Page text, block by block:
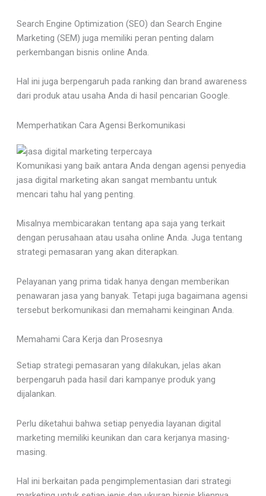
Search Engine Optimization (SEO) dan Search Engine
Marketing (SEM) juga memiliki peran penting dalam
perkembangan bisnis online Anda.
Hal ini juga berpengaruh pada ranking dan brand awareness
dari produk atau usaha Anda di hasil pencarian Google.
Memperhatikan Cara Agensi Berkomunikasi
Komunikasi yang baik antara Anda dengan agensi penyedia
jasa digital marketing akan sangat membantu untuk
mencari tahu hal yang penting.
Misalnya membicarakan tentang apa saja yang terkait
dengan perusahaan atau usaha online Anda. Juga tentang
strategi pemasaran yang akan diterapkan.
Pelayanan yang prima tidak hanya dengan memberikan
penawaran jasa yang banyak. Tetapi juga bagaimana agensi
tersebut berkomunikasi dan memahami keinginan Anda.
Memahami Cara Kerja dan Prosesnya
Setiap strategi pemasaran yang dilakukan, jelas akan
berpengaruh pada hasil dari kampanye produk yang
dijalankan.
Perlu diketahui bahwa setiap penyedia layanan digital
marketing memiliki keunikan dan cara kerjanya masing-
masing.
Hal ini berkaitan pada pengimplementasian dari strategi